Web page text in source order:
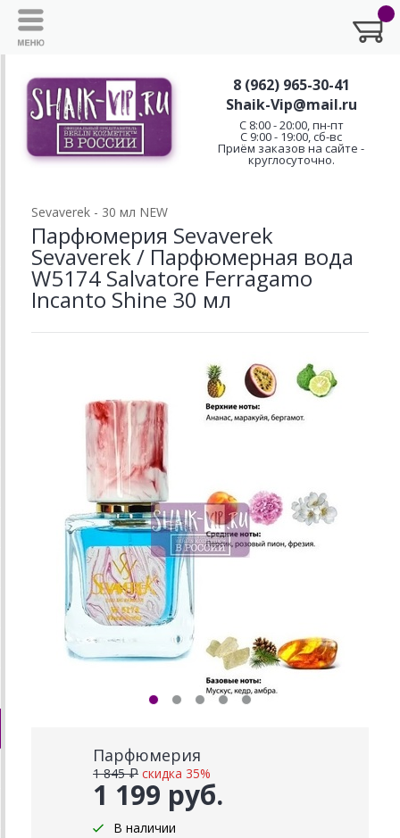
8 (962) 965-30-41
Shaik-Vip@mail.ru
C 8:00 - 20:00, пн-пт
С 9:00 - 19:00, сб-вс
Приём заказов на сайте -
круглосуточно.
Sevaverek - 30 мл NEW
Парфюмерия Sevaverek
Sevaverek / Парфюмерная вода
W5174 Salvatore Ferragamo
Incanto Shine 30 мл
Парфюмерия
1 199 руб.
1 845 ₽ скидка 35%
В наличии